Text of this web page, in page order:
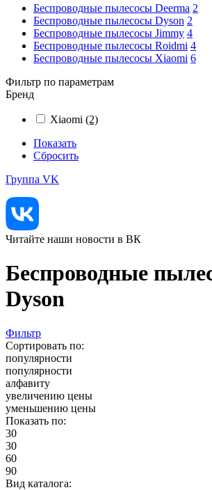
Беспроводные пылесосы Deerma 2
Беспроводные пылесосы Dyson 2
Беспроводные пылесосы Jimmy 4
Беспроводные пылесосы Roidmi 4
Беспроводные пылесосы Xiaomi 6
Фильтр по параметрам
Бренд
Xiaomi (2)
Показать
Сбросить
Группа VK
Читайте наши новости в ВК
Беспроводные
Dyson
Фильтр
Сортировать по:
популярности
популярности
алфавиту
увеличению цены
уменьшению цены
Показать по:
30
30
60
90
Вид каталога: